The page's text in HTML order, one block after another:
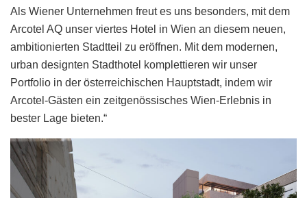
Als Wiener Unternehmen freut es uns besonders, mit dem
Arcotel AQ unser viertes Hotel in Wien an diesem neuen,
ambitionierten Stadtteil zu eröffnen. Mit dem modernen,
urban designten Stadthotel komplettieren wir unser
Portfolio in der österreichischen Hauptstadt, indem wir
Arcotel-Gästen ein zeitgenössisches Wien-Erlebnis in
bester Lage bieten.“